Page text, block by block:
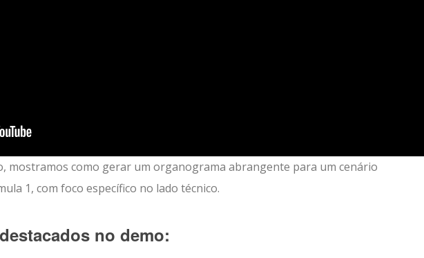
mostramos como gerar um organograma abrangente para um cenário
1, com foco específico no lado técnico.
no demo: